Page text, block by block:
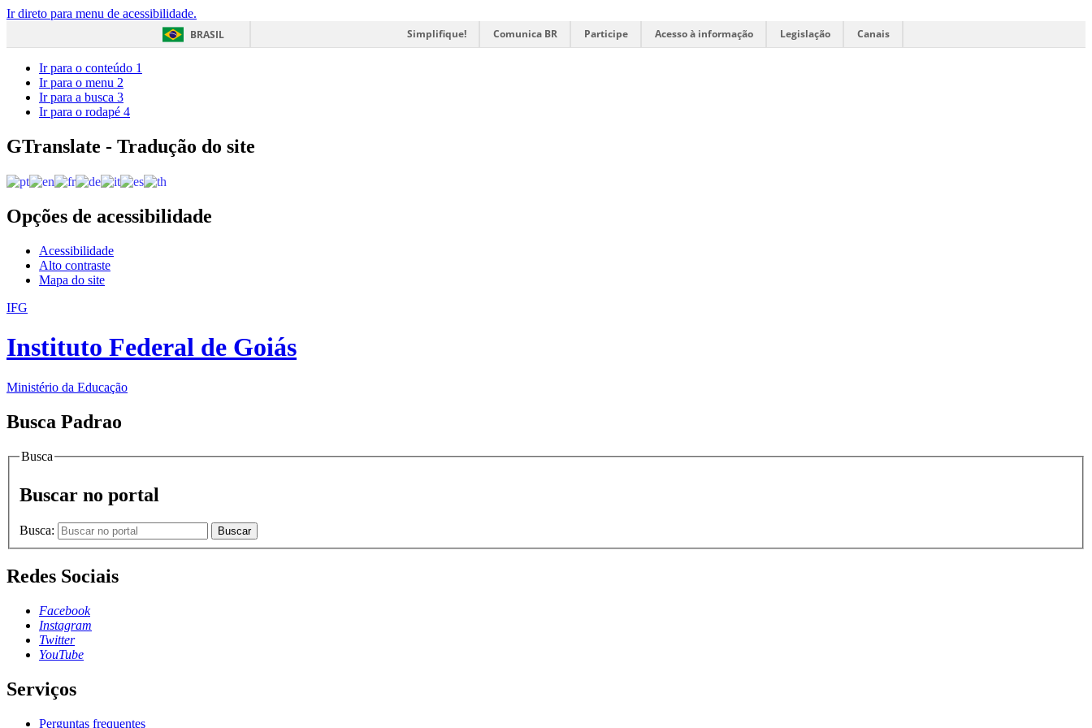
Ir direto para menu de acessibilidade.
BRASIL
Simplifique! Comunica BR Participe Acesso à informação Legislação Canais
Ir para o conteúdo 1
Ir para o menu 2
Ir para a busca 3
Ir para o rodapé 4
GTranslate - Tradução do site
Opções de acessibilidade
Acessibilidade
Alto contraste
Mapa do site
IFG
Instituto Federal de Goiás
Ministério da Educação
Busca Padrao
Busca
Buscar no portal
Busca: Buscar
Redes Sociais
Facebook
Instagram
Twitter
YouTube
Serviços
Perguntas frequentes